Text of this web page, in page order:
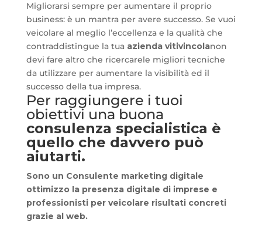
Migliorarsi sempre per aumentare il proprio
business: è un mantra per avere successo. Se vuoi
veicolare al meglio l’eccellenza e la qualità che
contraddistingue la tua azienda vitivincolanon
devi fare altro che ricercarele migliori tecniche
da utilizzare per aumentare la visibilità ed il
successo della tua impresa.
Per raggiungere i tuoi
obiettivi una buona
consulenza specialistica è
quello che davvero può
aiutarti.
Sono un Consulente marketing digitale
ottimizzo la presenza digitale di imprese e
professionisti per veicolare risultati concreti
grazie al web.